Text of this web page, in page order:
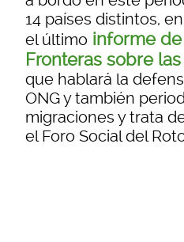
14 países distintos,
el último informe
Fronteras sobre
que hablará la
ONG y también
migraciones y trata
el Foro Social del